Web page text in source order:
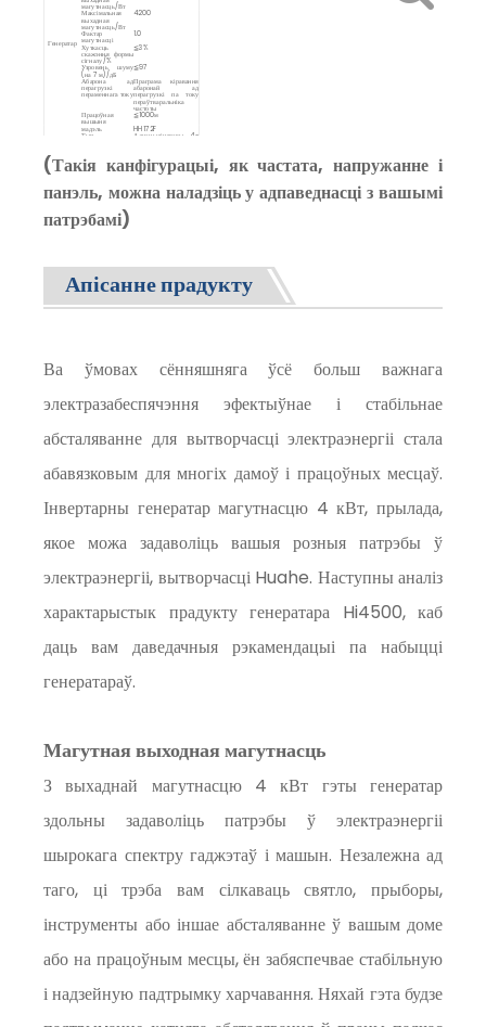
Генератар
магутнасць/Вт
Максімальная
выхадная
магутнасць/Вт
4200
Фактар ​​
магутнасці
1.0
Хуткасць
скажэння формы
сігналу/%
≦3%
Узровень шуму
(на 7 м)/дБ
≦97
Абарона ад
перагрузкі
пераменнага току
Праграма кіравання
абаронай ад
перагрузкі па току
пераўтваральніка
частоты
Працоўная
вышыня
≦1000м
Рухавік
мадэль HH172F
Тып Аднацыліндравы, 4-
перагрузкі
Водазмяшчэнне/ 240cc
бензін
Ёмістасць
паліўнага бака/л
8
Аб'ём маторнага
алею/л
Мадэль свечкі
(Такія канфігурацыі, як частата, напружанне і
панэль, можна наладзіць у адпаведнасці з вашымі
патрэбамі)
Апісанне прадукту
Ва ўмовах сённяшняга ўсё больш важнага
электразабеспячэння эфектыўнае і стабільнае
абсталяванне для вытворчасці электраэнергіі стала
абавязковым для многіх дамоў і працоўных месцаў.
Інвертарны генератар магутнасцю 4 кВт, прылада,
якое можа задаволіць вашыя розныя патрэбы ў
электраэнергіі, вытворчасці Huahe. Наступны аналіз
характарыстык прадукту генератара Hi4500, каб
даць вам даведачныя рэкамендацыі па набыцці
генератараў.
Магутная выходная магутнасць
З выхаднай магутнасцю 4 кВт гэты генератар
здольны задаволіць патрэбы ў электраэнергіі
шырокага спектру гаджэтаў і машын. Незалежна ад
таго, ці трэба вам сілкаваць святло, прыборы,
інструменты або іншае абсталяванне ў вашым доме
або на працоўным месцы, ён забяспечвае стабільную
і надзейную падтрымку харчавання. Няхай гэта будзе